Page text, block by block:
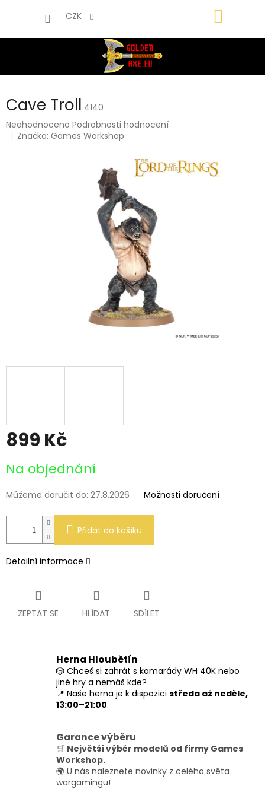
CZK
Cave Troll 4140
Průměrné
hodnocení
Neohodnoceno Podrobnosti hodnocení
Značka:Games Workshop
899 Kč
cena:
Na objednání
Můžeme doručit do: 27.8.2026 Možnosti doručení
Přidat do košíku
Detailní informace
ZEPTAT SE HLÍDAT SDÍLET
Herna Hloubětín
🎲 Chceš si zahrát s kamarády WH 40K nebo
jiné hry a nemáš kde?
📍 Naše herna je k dispozici středa až neděle,
13:00–21:00.
Garance výběru
🛒 Největší výběr modelů od firmy Games
Workshop.
🌍 U nás naleznete novinky z celého světa
wargamingu!